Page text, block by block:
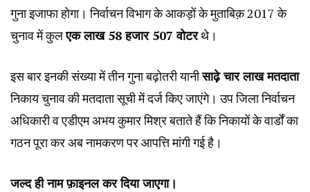
गुना इजाफा होगा। निर्वाचन विभाग के आकड़ों के मुताबिक़ 2017 के
चुनाव में कुलएक लाख 58 हजार 507 वोटरथे।
इस बार इनकी संख्या में तीन गुना बढ़ोतरी यानीसाढ़े चार लाख मतदाता
निकाय चुनाव की मतदाता सूची में दर्ज किए जाएंगे। उप जिला निर्वाचन
अधिकारी व एडीएम अभय कुमार मिश्र बताते हैं कि निकायों के वार्डों का
गठन पूरा कर अब नामकरण पर आपत्ति मांगी गई है।
जल्द ही नाम फ़ाइनल कर दिया जाएगा।